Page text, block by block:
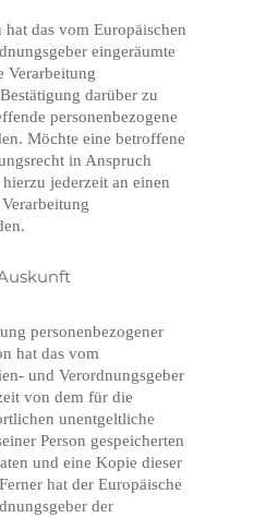
hat das vom Europäischen
eingeräumte
Verarbeitung
darüber zu
personenbezogene
Möchte eine betroffene
in Anspruch
jederzeit an einen
personenbezogener
hat das vom
und Verordnungsgeber
von dem für die
unentgeltliche
Person gespeicherten
und eine Kopie dieser
hat der Europäische
der